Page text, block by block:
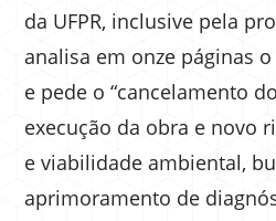
da UFPR, inclusive pela
analisa em onze páginas o
e pede o “cancelamento
execução da obra e novo
e viabilidade ambiental,
aprimoramento de